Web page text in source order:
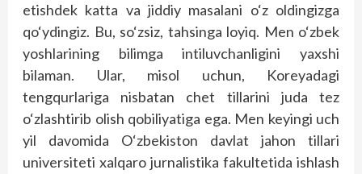
etishdek katta va jiddiy masalani o‘z oldingizga
qo‘ydingiz. Bu, so‘zsiz, tahsinga loyiq. Men o‘zbek
yoshlarining bilimga intiluvchanligini yaxshi
bilaman. Ular, misol uchun, Koreyadagi
tengqurlariga nisbatan chet tillarini juda tez
o‘zlashtirib olish qobiliyatiga ega. Men keyingi uch
yil davomida O‘zbekiston davlat jahon tillari
universiteti xalqaro jurnalistika fakultetida ishlash